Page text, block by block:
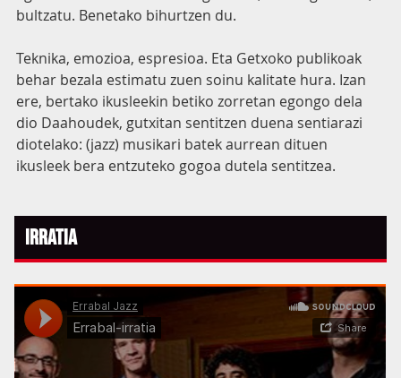
bultzatu. Benetako bihurtzen du.
Teknika, emozioa, espresioa. Eta Getxoko publikoak
behar bezala estimatu zuen soinu kalitate hura. Izan
ere, bertako ikusleekin betiko zorretan egongo dela
dio Daahoudek, gutxitan sentitzen duena sentiarazi
diotelako: (jazz) musikari batek aurrean dituen
ikusleek bera entzuteko gogoa dutela sentitzea.
Irratia